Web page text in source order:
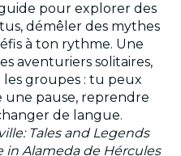
pour explorer des
démêler des mythes
à ton rythme. Une
aventuriers solitaires,
les groupes : tu peux
pause, reprendre
de langue.
Tales and Legends
in Alameda de Hércules